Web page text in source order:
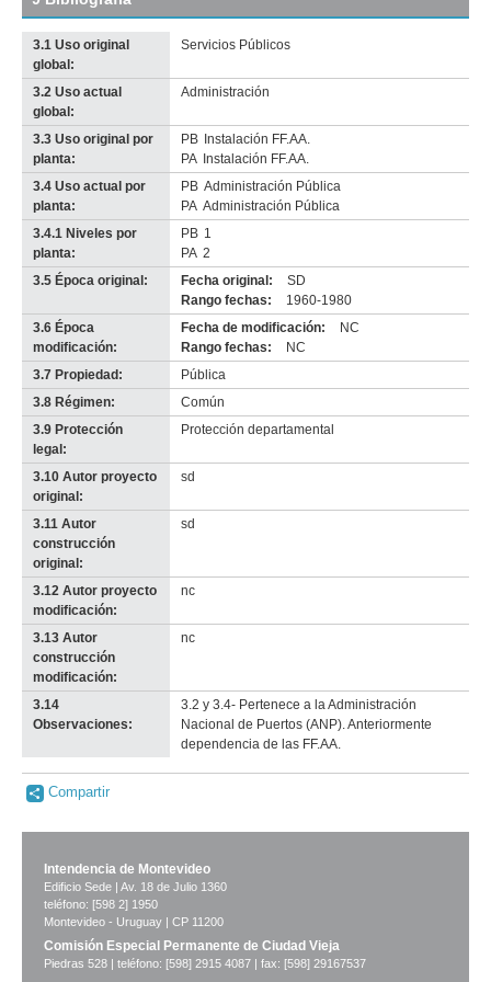
original
3.1 Uso original
global:
Servicios Públicos
3.2 Uso actual
global:
Administración
3.3 Uso original por
planta:
PB Instalación FF.AA.
PA Instalación FF.AA.
3.4 Uso actual por
planta:
PB Administración Pública
PA Administración Pública
3.4.1 Niveles por
planta:
PB 1
PA 2
3.5 Época original:
Fecha original:
SD
Rango fechas:
1960-1980
3.6 Época
modificación:
Fecha de modificación:
NC
Rango fechas:
NC
3.7 Propiedad:
Pública
3.8 Régimen:
Común
3.9 Protección
legal:
Protección departamental
3.10 Autor proyecto
original:
sd
3.11 Autor
construcción
original:
sd
3.12 Autor proyecto
modificación:
nc
3.13 Autor
construcción
modificación:
nc
3.14
Observaciones:
3.2 y 3.4- Pertenece a la Administración
Nacional de Puertos (ANP). Anteriormente
dependencia de las FF.AA.
Compartir
Intendencia de Montevideo
Edificio Sede | Av. 18 de Julio 1360
teléfono: [598 2] 1950
Montevideo - Uruguay | CP 11200
Comisión Especial Permanente de Ciudad Vieja
Piedras 528 | teléfono: [598] 2915 4087 | fax: [598] 29167537